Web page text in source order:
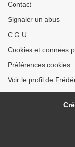
Contact
Signaler un abus
C.G.U.
Cookies et données
Préférences cookies
Voir le profil de